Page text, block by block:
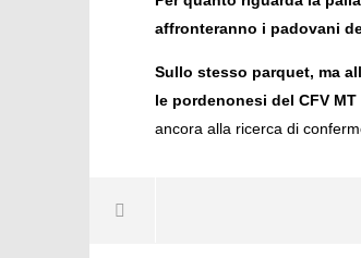
affronteranno i padovani
Sullo stesso parquet, ma
le pordenonesi del CFV
ancora alla ricerca di